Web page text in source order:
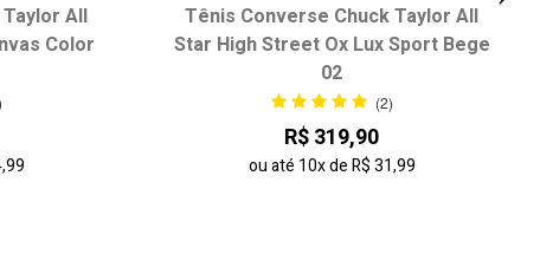
All
Color
Tênis Converse Chuck Taylor All
Star High Street Ox Lux Sport Bege
02
(2)
R$ 319,90
ou até 10xdeR$ 31,99